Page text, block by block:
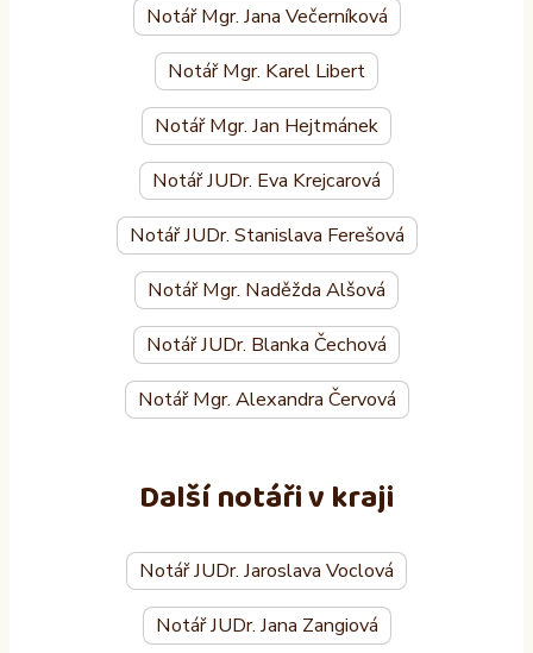
Notář Mgr. Jana Večerníková
Notář Mgr. Karel Libert
Notář Mgr. Jan Hejtmánek
Notář JUDr. Eva Krejcarová
Notář JUDr. Stanislava Ferešová
Notář Mgr. Naděžda Alšová
Notář JUDr. Blanka Čechová
Notář Mgr. Alexandra Červová
Další notáři v kraji
Notář JUDr. Jaroslava Voclová
Notář JUDr. Jana Zangiová